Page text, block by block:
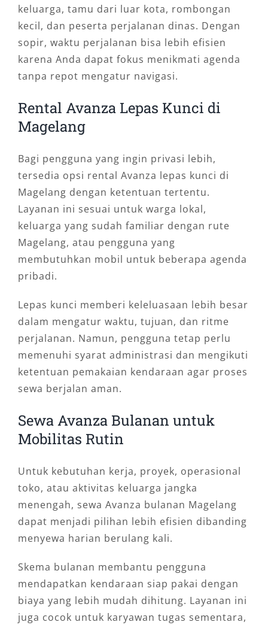
keluarga, tamu dari luar kota, rombongan
kecil, dan peserta perjalanan dinas. Dengan
sopir, waktu perjalanan bisa lebih efisien
karena Anda dapat fokus menikmati agenda
tanpa repot mengatur navigasi.
Rental Avanza Lepas Kunci di
Magelang
Bagi pengguna yang ingin privasi lebih,
tersedia opsi rental Avanza lepas kunci di
Magelang dengan ketentuan tertentu.
Layanan ini sesuai untuk warga lokal,
keluarga yang sudah familiar dengan rute
Magelang, atau pengguna yang
membutuhkan mobil untuk beberapa agenda
pribadi.
Lepas kunci memberi keleluasaan lebih besar
dalam mengatur waktu, tujuan, dan ritme
perjalanan. Namun, pengguna tetap perlu
memenuhi syarat administrasi dan mengikuti
ketentuan pemakaian kendaraan agar proses
sewa berjalan aman.
Sewa Avanza Bulanan untuk
Mobilitas Rutin
Untuk kebutuhan kerja, proyek, operasional
toko, atau aktivitas keluarga jangka
menengah, sewa Avanza bulanan Magelang
dapat menjadi pilihan lebih efisien dibanding
menyewa harian berulang kali.
Skema bulanan membantu pengguna
mendapatkan kendaraan siap pakai dengan
biaya yang lebih mudah dihitung. Layanan ini
juga cocok untuk karyawan tugas sementara,